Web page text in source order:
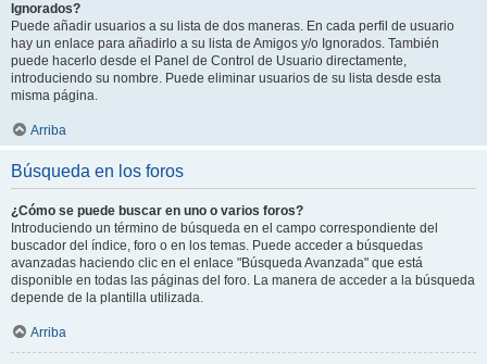
Ignorados?
Puede añadir usuarios a su lista de dos maneras. En cada perfil de usuario
hay un enlace para añadirlo a su lista de Amigos y/o Ignorados. También
puede hacerlo desde el Panel de Control de Usuario directamente,
introduciendo su nombre. Puede eliminar usuarios de su lista desde esta
misma página.
Arriba
Búsqueda en los foros
¿Cómo se puede buscar en uno o varios foros?
Introduciendo un término de búsqueda en el campo correspondiente del
buscador del índice, foro o en los temas. Puede acceder a búsquedas
avanzadas haciendo clic en el enlace "Búsqueda Avanzada" que está
disponible en todas las páginas del foro. La manera de acceder a la búsqueda
depende de la plantilla utilizada.
Arriba